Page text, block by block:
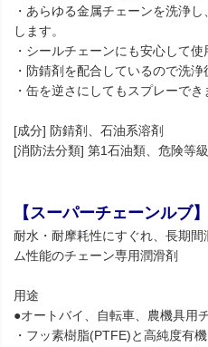
・あらゆる金属チェーンを洗浄
します。
・シールチェーンにも安心して使
・防錆剤を配合しているので洗
・缶を逆さにしてもスプレーでき
[成分] 防錆剤、石油系溶剤
[消防法分類] 第1石油類、危険等
【スーパーチェーンルブ】
耐水・耐摩耗性にすぐれ、長期
ム性能のチェーン専用潤滑剤
用途
●オートバイ、自転車、農機具用
・フッ素樹脂(PTFE)と高純度有